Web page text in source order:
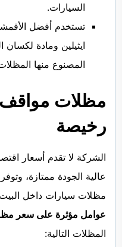
السيارات.
تستخدم أفضل
ايثيلين ومادة لكسان
المصنوع منها
مظلات مواقف
رخيصة
الشركة لا تقدم أسعار
عالية الجودة ممتازة،
مظلات سيارات داخل
عوامل مؤثرة على سعر
المظلات التالية: